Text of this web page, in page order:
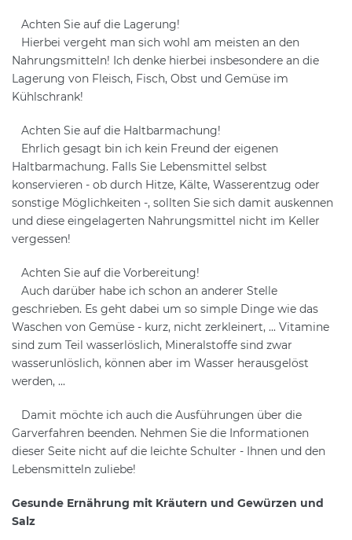
Achten Sie auf die Lagerung!
Hierbei vergeht man sich wohl am meisten an den
Nahrungsmitteln! Ich denke hierbei insbesondere an die
Lagerung von Fleisch, Fisch, Obst und Gemüse im
Kühlschrank!
Achten Sie auf die Haltbarmachung!
Ehrlich gesagt bin ich kein Freund der eigenen
Haltbarmachung. Falls Sie Lebensmittel selbst
konservieren - ob durch Hitze, Kälte, Wasserentzug oder
sonstige Möglichkeiten -, sollten Sie sich damit auskennen
und diese eingelagerten Nahrungsmittel nicht im Keller
vergessen!
Achten Sie auf die Vorbereitung!
Auch darüber habe ich schon an anderer Stelle
geschrieben. Es geht dabei um so simple Dinge wie das
Waschen von Gemüse - kurz, nicht zerkleinert, ... Vitamine
sind zum Teil wasserlöslich, Mineralstoffe sind zwar
wasserunlöslich, können aber im Wasser herausgelöst
werden, ...
Damit möchte ich auch die Ausführungen über die
Garverfahren beenden. Nehmen Sie die Informationen
dieser Seite nicht auf die leichte Schulter - Ihnen und den
Lebensmitteln zuliebe!
Gesunde Ernährung mit Kräutern und Gewürzen und
Salz